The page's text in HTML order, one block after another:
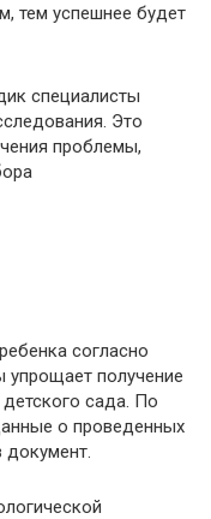
тем успешнее будет
специалисты
Это
проблемы,
согласно
получение
сада. По
о проведенных